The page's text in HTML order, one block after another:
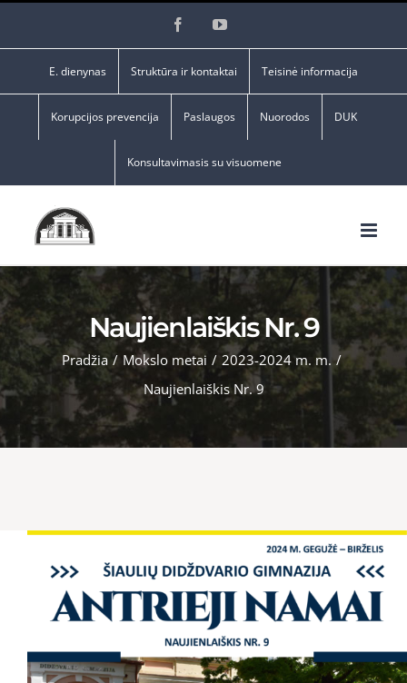
FacebookYouTube
E. dienynas Struktūra ir kontaktai Teisinė informacija
Korupcijos prevencija Paslaugos Nuorodos DUK
Konsultavimasis su visuomene
Naujienlaiškis Nr. 9
Pradžia / Mokslo metai / 2023-2024 m. m. /
Naujienlaiškis Nr. 9